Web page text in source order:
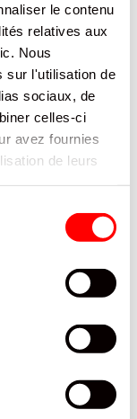
le contenu
relatives aux
Nous
sur l'utilisation de
sociaux, de
celles-ci
avez fournies
de leurs